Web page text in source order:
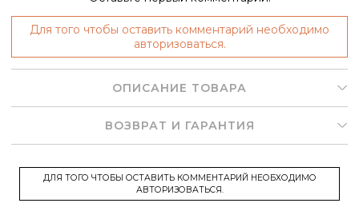
Для того чтобы оставить комментарий необходимо
авторизоваться.
ОПИСАНИЕ ТОВАРА
ВОЗВРАТ И ГАРАНТИЯ
ДЛЯ ТОГО ЧТОБЫ ОСТАВИТЬ КОММЕНТАРИЙ НЕОБХОДИМО
АВТОРИЗОВАТЬСЯ.